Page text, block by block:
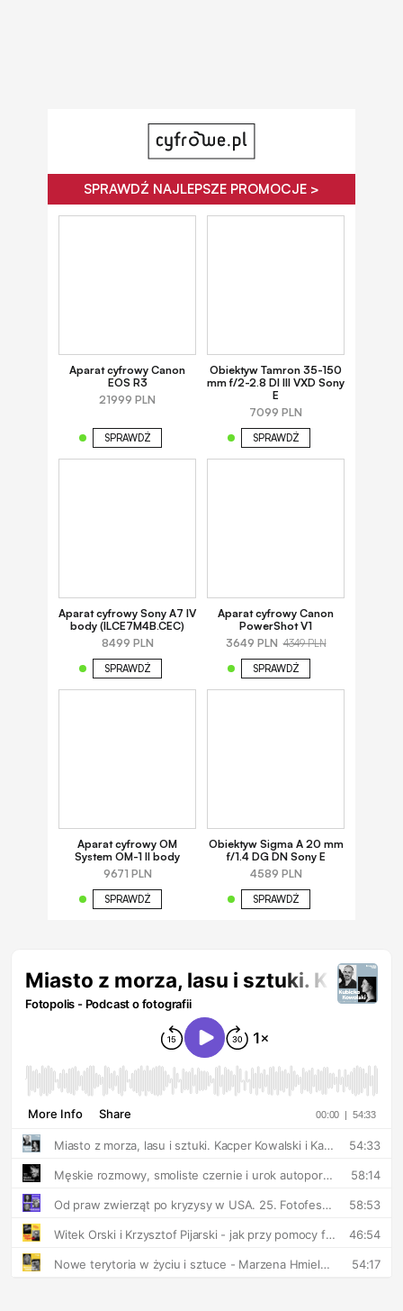
SPRAWDŹ NAJLEPSZE PROMOCJE >
Aparat cyfrowy Canon
EOS R3
21999 PLN
SPRAWDŹ
Obiektyw Tamron 35-150
mm f/2-2.8 DI III VXD Sony
E
7099 PLN
SPRAWDŹ
Aparat cyfrowy Sony A7 IV
body (ILCE7M4B.CEC)
8499 PLN
SPRAWDŹ
Aparat cyfrowy Canon
PowerShot V1
3649 PLN 4349 PLN
SPRAWDŹ
Aparat cyfrowy OM
System OM-1 II body
9671 PLN
SPRAWDŹ
Obiektyw Sigma A 20 mm
f/1.4 DG DN Sony E
4589 PLN
SPRAWDŹ